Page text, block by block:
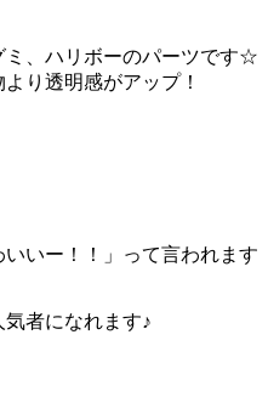
ミ、ハリボーのパーツです☆
り透明感がアップ！
いいー！！」って言われます
者になれます♪